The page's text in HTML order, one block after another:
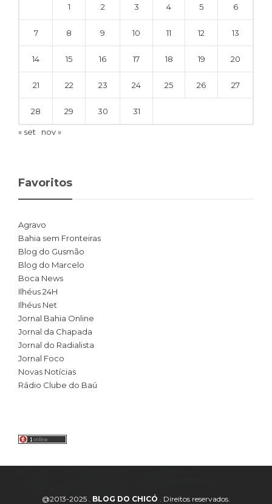
1 2 3 4 5 6
7 8 9 10 11 12 13
14 15 16 17 18 19 20
21 22 23 24 25 26 27
28 29 30 31
« set nov »
Favoritos
Agravo
Bahia sem Fronteiras
Blog do Gusmão
Blog do Marcelo
Boca News
Ilhéus 24H
Ilhéus Net
Jornal Bahia Online
Jornal da Chapada
Jornal do Radialista
Jornal Foco
Novas Notícias
Rádio Clube do Baú
@2013-2025 . BLOG DO CHICÓ . Direitos reservados.